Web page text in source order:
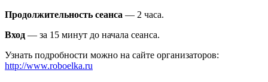
Продолжительность сеанса — 2 часа.
Вход — за 15 минут до начала сеанса.
Узнать подробности можно на сайте организаторов:
http://www.roboelka.ru